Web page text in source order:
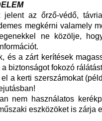
jelent az őrző-védő,
megkérni valamely
ne közölje,
és a zárt kerítések
biztonságot fokozó
a kerti szerszámokat
nem használatos
eszközöket is zárja